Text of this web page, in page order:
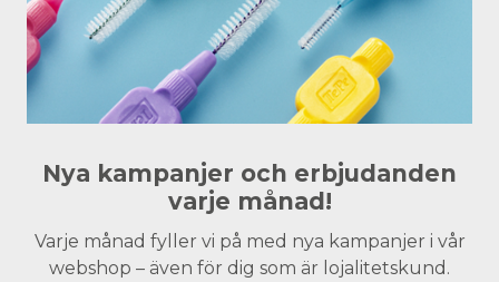
Nya kampanjer och erbjudanden
varje månad!
Varje månad fyller vi på med nya kampanjer i vår
webshop – även för dig som är lojalitetskund.